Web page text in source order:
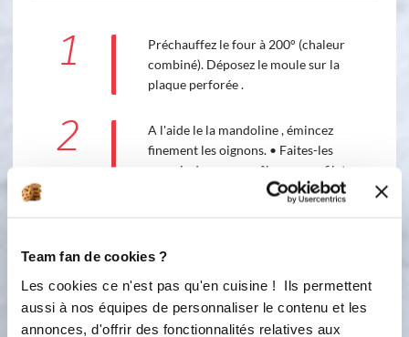
Team fan de cookies ?
Les cookies ce n'est pas qu'en cuisine ! Ils permettent
aussi à nos équipes de personnaliser le contenu et les
annonces, d'offrir des fonctionnalités relatives aux
1
Préchauffez le four à 200° (chaleur
combiné). Déposez le moule sur la
plaque perforée .
2
A l'aide le la mandoline , émincez
finement les oignons. • Faites-les
revenir dans une poêle avec un filet
d’huile d’olive • Salez, poivrez et
3
Préparez la tarte : • Étalez la pâte
fond à la fourchette. • Répartissez les
oignons refroidi sur le fond. •